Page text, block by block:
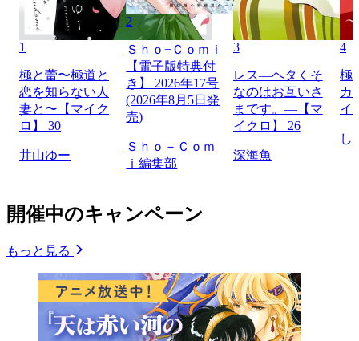
1
極と蕾〜極道と
恋を知らない人
妻と〜【マイク
ロ】 30
井山ゆー
2
Ｓｈｏ−Ｃｏｍｉ
【電子版特典付
き】 2026年17号
(2026年8月5日発
売)
Ｓｈｏ－Ｃｏｍ
ｉ編集部
3
レス―ヘタくそ
なのはお互いさ
まです。―【マ
イクロ】 26
深海魚
4
極
カ
イ
し
開催中のキャンペーン
もっと見る